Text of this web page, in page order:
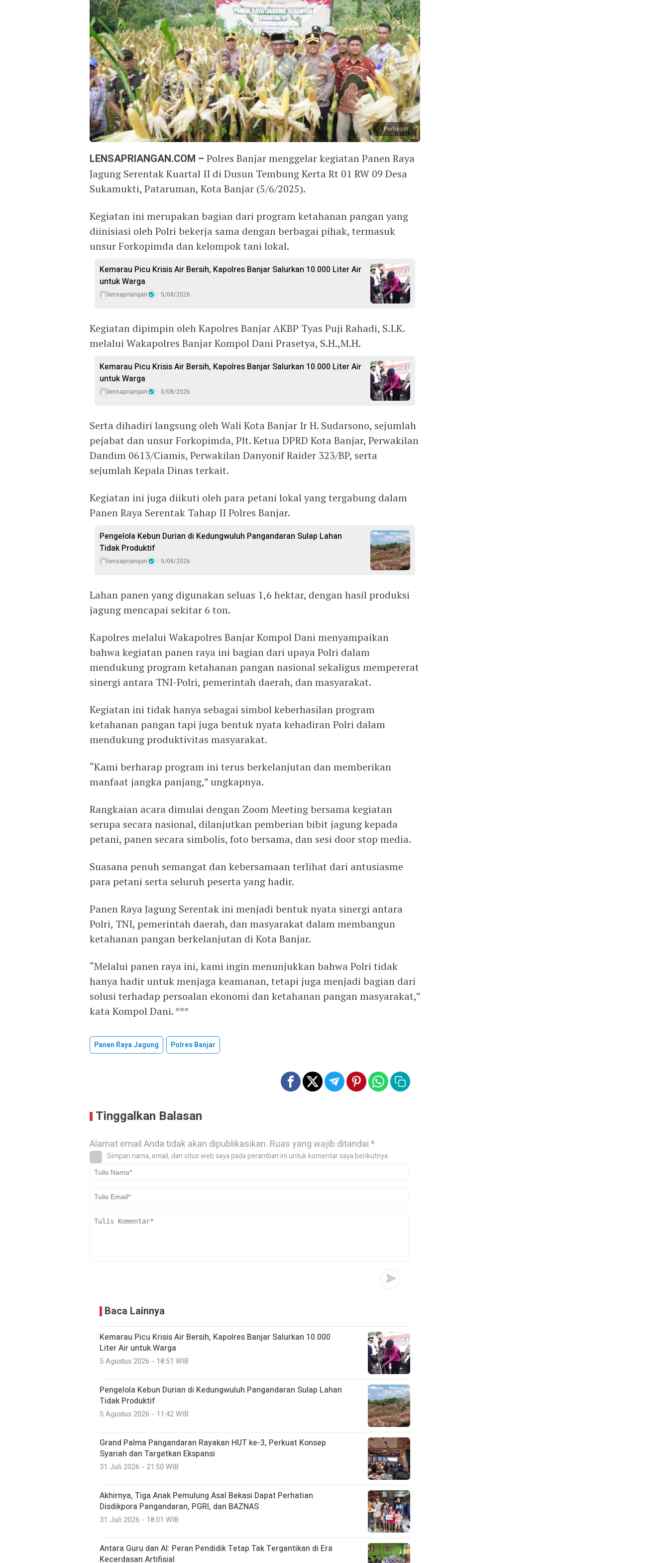
Perbesar
LENSAPRIANGAN.COM – Polres Banjar menggelar kegiatan Panen Raya
Jagung Serentak Kuartal II di Dusun Tembung Kerta Rt 01 RW 09 Desa
Sukamukti, Pataruman, Kota Banjar (5/6/2025).
Kegiatan ini merupakan bagian dari program ketahanan pangan yang
diinisiasi oleh Polri bekerja sama dengan berbagai pihak, termasuk
unsur Forkopimda dan kelompok tani lokal.
Kemarau Picu Krisis Air Bersih, Kapolres Banjar Salurkan 10.000 Liter Air
untuk Warga
lensapriangan 5/08/2026
Kegiatan dipimpin oleh Kapolres Banjar AKBP Tyas Puji Rahadi, S.I.K.
melalui Wakapolres Banjar Kompol Dani Prasetya, S.H.,M.H.
Kemarau Picu Krisis Air Bersih, Kapolres Banjar Salurkan 10.000 Liter Air
untuk Warga
lensapriangan 5/08/2026
Serta dihadiri langsung oleh Wali Kota Banjar Ir H. Sudarsono, sejumlah
pejabat dan unsur Forkopimda, Plt. Ketua DPRD Kota Banjar, Perwakilan
Dandim 0613/Ciamis, Perwakilan Danyonif Raider 323/BP, serta
sejumlah Kepala Dinas terkait.
Kegiatan ini juga diikuti oleh para petani lokal yang tergabung dalam
Panen Raya Serentak Tahap II Polres Banjar.
Pengelola Kebun Durian di Kedungwuluh Pangandaran Sulap Lahan
Tidak Produktif ‎
lensapriangan 5/08/2026
Lahan panen yang digunakan seluas 1,6 hektar, dengan hasil produksi
jagung mencapai sekitar 6 ton.
Kapolres melalui Wakapolres Banjar Kompol Dani menyampaikan
bahwa kegiatan panen raya ini bagian dari upaya Polri dalam
mendukung program ketahanan pangan nasional sekaligus mempererat
sinergi antara TNI-Polri, pemerintah daerah, dan masyarakat.
Kegiatan ini tidak hanya sebagai simbol keberhasilan program
ketahanan pangan tapi juga bentuk nyata kehadiran Polri dalam
mendukung produktivitas masyarakat.
“Kami berharap program ini terus berkelanjutan dan memberikan
manfaat jangka panjang,” ungkapnya.
Rangkaian acara dimulai dengan Zoom Meeting bersama kegiatan
serupa secara nasional, dilanjutkan pemberian bibit jagung kepada
petani, panen secara simbolis, foto bersama, dan sesi door stop media.
Suasana penuh semangat dan kebersamaan terlihat dari antusiasme
para petani serta seluruh peserta yang hadir.
Panen Raya Jagung Serentak ini menjadi bentuk nyata sinergi antara
Polri, TNI, pemerintah daerah, dan masyarakat dalam membangun
ketahanan pangan berkelanjutan di Kota Banjar.
“Melalui panen raya ini, kami ingin menunjukkan bahwa Polri tidak
hanya hadir untuk menjaga keamanan, tetapi juga menjadi bagian dari
solusi terhadap persoalan ekonomi dan ketahanan pangan masyarakat,”
kata Kompol Dani. ***
Panen Raya Jagung Polres Banjar
Tinggalkan Balasan
Alamat email Anda tidak akan dipublikasikan. Ruas yang wajib ditandai*
Simpan nama, email, dan situs web saya pada peramban ini untuk komentar saya berikutnya.
Baca Lainnya
Kemarau Picu Krisis Air Bersih, Kapolres Banjar Salurkan 10.000
Liter Air untuk Warga
5 Agustus 2026 - 18:51 WIB
Pengelola Kebun Durian di Kedungwuluh Pangandaran Sulap Lahan
Tidak Produktif ‎
5 Agustus 2026 - 11:42 WIB
Grand Palma Pangandaran Rayakan HUT ke-3, Perkuat Konsep
Syariah dan Targetkan Ekspansi
31 Juli 2026 - 21:50 WIB
Akhirnya, Tiga Anak Pemulung Asal Bekasi Dapat Perhatian
Disdikpora Pangandaran, PGRI, dan BAZNAS
31 Juli 2026 - 18:01 WIB
Antara Guru dan AI: Peran Pendidik Tetap Tak Tergantikan di Era
Kecerdasan Artifisial